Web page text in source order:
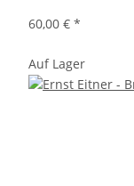
60,00 € *
Auf Lager